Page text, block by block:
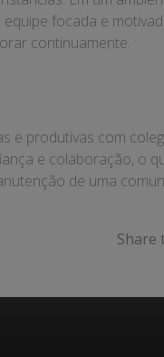
focada e
continuamente.
e produtivas com
e colaboração, o
de uma
Share